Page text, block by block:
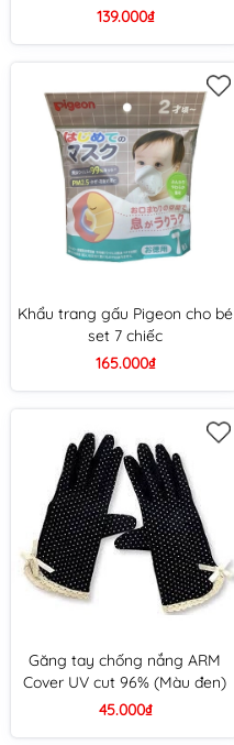
xanh lá
139.000₫
Khẩu trang gấu Pigeon cho bé
set 7 chiếc
165.000₫
Găng tay chống nắng ARM
Cover UV cut 96% (Màu đen)
45.000₫